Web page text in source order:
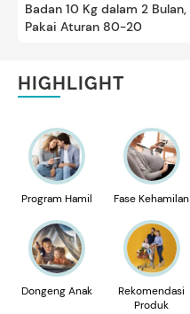
Badan 10 Kg dalam 2 Bulan,
Pakai Aturan 80-20
HIGHLIGHT
Program Hamil Fase Kehamilan
Dongeng Anak
Rekomendasi
Produk